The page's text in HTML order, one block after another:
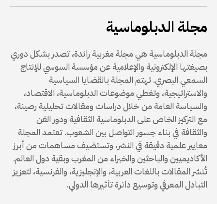
مجلة الدبلوماسية
مجلة الدبلوماسية هي مجلة مغربية رائدة، تصدر بشكل دوري
بصيغتها الإلكترونية والإعلامية عن مؤسسة السوسي للإنتاج
السمعي البصري. تهتم المجلة بالقضايا السياسية
والاستراتيجية، وتغطي موضوعات الدبلوماسية، الاقتصاد،
والسياسة العامة من خلال دراسات ومقالات تحليلية رصينة،
مع التركيز الخاص على الدبلوماسية الثقافية ودور الفن
والثقافة في بناء جسور التواصل بين الشعوب. تعتمد المجلة
معايير علمية دقيقة في النشر، وتستضيف مساهمات من أبرز
الأكاديميين والباحثين والخبراء من المغرب وبقية دول العالم.
تُنشر المقالات باللغات العربية، والإنجليزية، والفرنسية، لتعزيز
التبادل المعرفي وتوسيع دائرة تأثيرها الدولي.